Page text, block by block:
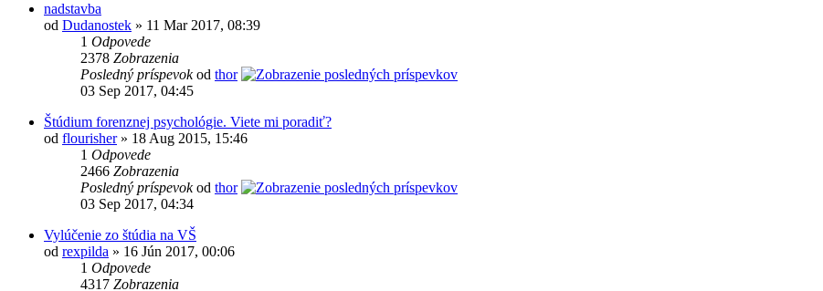
nadstavba
od Dudanostek » 11 Mar 2017, 08:39
1 Odpovede
2378 Zobrazenia
Posledný príspevokod thor
03 Sep 2017, 04:45
Štúdium forenznej psychológie. Viete mi poradiť?
od flourisher» 18 Aug 2015, 15:46
1 Odpovede
2466 Zobrazenia
Posledný príspevokod thor
03 Sep 2017, 04:34
Vylúčenie zo štúdia na VŠ
od rexpilda » 16 Jún 2017, 00:06
1 Odpovede
4317 Zobrazenia